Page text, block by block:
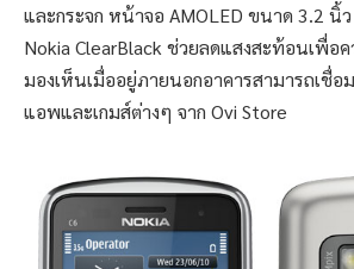
และกระจก หน้าจอ AMOLED ขนาด 3.2 นิ้
Nokia ClearBlack ช่วยลดแสงสะท้อนเพื่อค
มองเห็นเมื่ออยู่ภายนอกอาคารสามารถเชื่อ
แอพและเกมส์ต่างๆ จาก Ovi Store